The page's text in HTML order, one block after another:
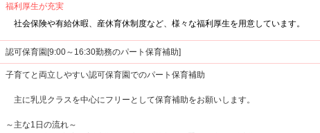
福利厚生が充実
社会保険や有給休暇、産休育休制度など、様々な福利厚生を用意しています。
認可保育園[9:00～16:30勤務のパート保育補助]
子育てと両立しやすい認可保育園でのパート保育補助
主に乳児クラスを中心にフリーとして保育補助をお願いします。
～主な1日の流れ～